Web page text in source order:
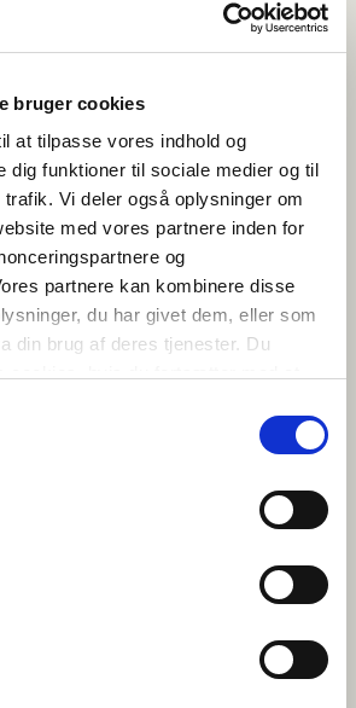
bruger cookies
at tilpasse vores indhold og
dig funktioner til sociale medier og til
Vi deler også oplysninger om
med vores partnere inden for
og
partnere kan kombinere disse
du har givet dem, eller som
din brug af deres tjenester. Du
Í FØROYUM